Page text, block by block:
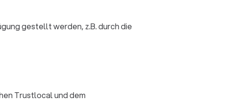
gestellt werden, z.B. durch die
Trustlocal und dem